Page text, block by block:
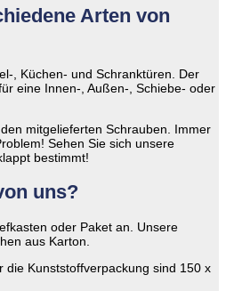
Arten von
, Küchen- und Schranktüren. Der
eine Innen-, Außen-, Schiebe- oder
mitgelieferten Schrauben. Immer
Sehen Sie sich unsere
bestimmt!
uns?
oder Paket an. Unsere
aus Karton.
die Kunststoffverpackung sind 150 x